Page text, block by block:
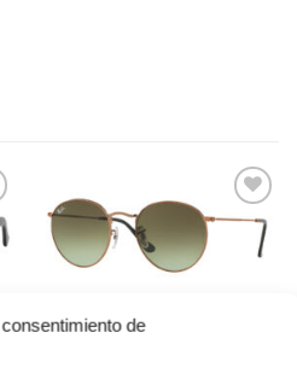
de
Gafas
de sol
que
Ray Ban RB 3447